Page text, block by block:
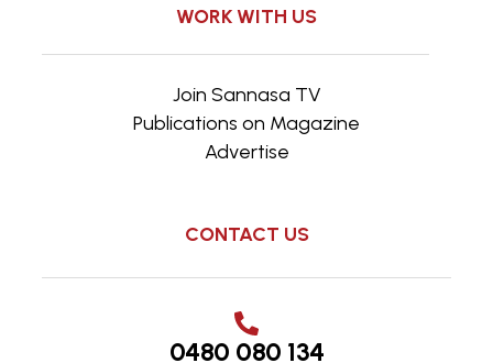
WORK WITH US
Join Sannasa TV
Publications on Magazine
Advertise
CONTACT US
0480 080 134